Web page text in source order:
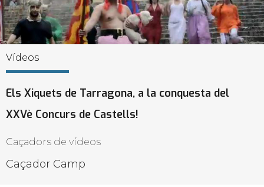
Vídeos
Els Xiquets de Tarragona, a la conquesta del
XXVè Concurs de Castells!
Caçadors de vídeos
Caçador Camp